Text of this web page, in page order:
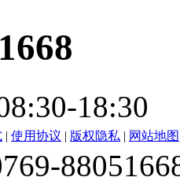
18:30
| 使用协议 | 版权隐私 | 网站地图